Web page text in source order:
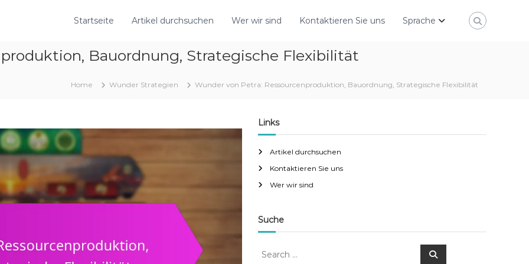
Startseite Artikel durchsuchen Wer wir sind Kontaktieren Sie uns Sprache
Bauordnung, Strategische Flexibilität
Home Wunder Strategien Wunder von Petra: Ressourcenproduktion, Bauordnung, Strategische Flexibilität
Links
Artikel durchsuchen
Kontaktieren Sie uns
Wer wir sind
Suche
S
S